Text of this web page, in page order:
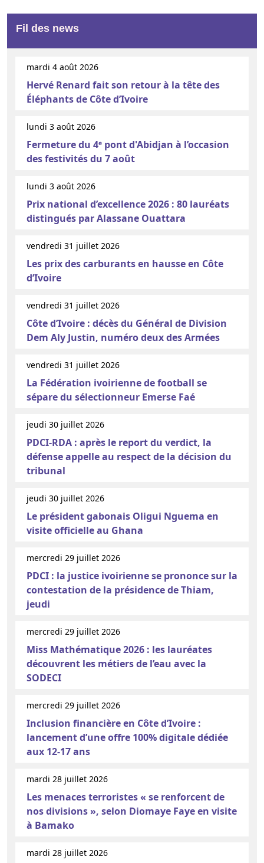
Fil des news
mardi 4 août 2026
Hervé Renard fait son retour à la tête des
Éléphants de Côte d’Ivoire
lundi 3 août 2026
Fermeture du 4ᵉ pont d'Abidjan à l’occasion
des festivités du 7 août
lundi 3 août 2026
Prix national d’excellence 2026 : 80 lauréats
distingués par Alassane Ouattara
vendredi 31 juillet 2026
Les prix des carburants en hausse en Côte
d’Ivoire
vendredi 31 juillet 2026
Côte d’Ivoire : décès du Général de Division
Dem Aly Justin, numéro deux des Armées
vendredi 31 juillet 2026
La Fédération ivoirienne de football se
sépare du sélectionneur Emerse Faé
jeudi 30 juillet 2026
PDCI-RDA : après le report du verdict, la
défense appelle au respect de la décision du
tribunal
jeudi 30 juillet 2026
Le président gabonais Oligui Nguema en
visite officielle au Ghana
mercredi 29 juillet 2026
PDCI : la justice ivoirienne se prononce sur la
contestation de la présidence de Thiam,
jeudi
mercredi 29 juillet 2026
Miss Mathématique 2026 : les lauréates
découvrent les métiers de l’eau avec la
SODECI
mercredi 29 juillet 2026
Inclusion financière en Côte d’Ivoire :
lancement d’une offre 100% digitale dédiée
aux 12-17 ans
mardi 28 juillet 2026
Les menaces terroristes « se renforcent de
nos divisions », selon Diomaye Faye en visite
à Bamako
mardi 28 juillet 2026